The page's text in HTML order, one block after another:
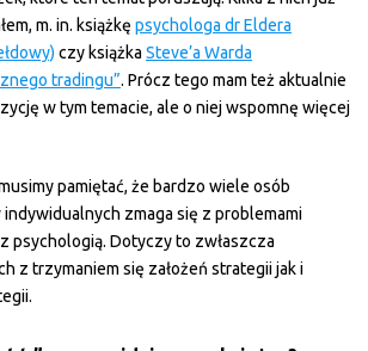
m. in. książkę psychologa dr Eldera
czy książka Steve’a Warda
tradingu”. Prócz tego mam też aktualnie
w tym temacie, ale o niej wspomnę więcej
pamiętać, że bardzo wiele osób
zmaga się z problemami
psychologią. Dotyczy to zwłaszcza
z trzymaniem się założeń strategii jak i